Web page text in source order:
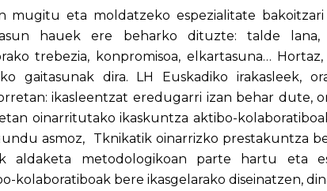
mugitu eta moldatzeko espezialitate bakoitzari
hauek ere beharko dituzte: talde lana,
trebezia, konpromisoa, elkartasuna…
gaitasunak dira. LH Euskadiko irakasleek,
ikasleentzat eredugarri izan behar dute,
oinarritutako ikaskuntza aktibo-
asmoz, Tknikatik oinarrizko prestakuntza
aldaketa metodologikoan parte hartu eta
kolaboratiboak bere ikasgelarako diseinatzen,